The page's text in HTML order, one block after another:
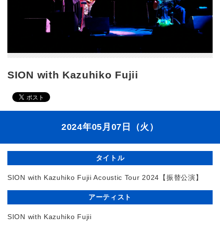
SION with Kazuhiko Fujii
2024年05月07日（火）
タイトル
SION with Kazuhiko Fujii Acoustic Tour 2024【振替公演】
アーティスト
SION with Kazuhiko Fujii